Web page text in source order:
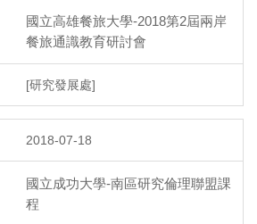
國立高雄餐旅大學-2018第2屆兩岸
餐旅通識教育研討會
[研究發展處]
2018-07-18
國立成功大學-南區研究倫理聯盟課
程